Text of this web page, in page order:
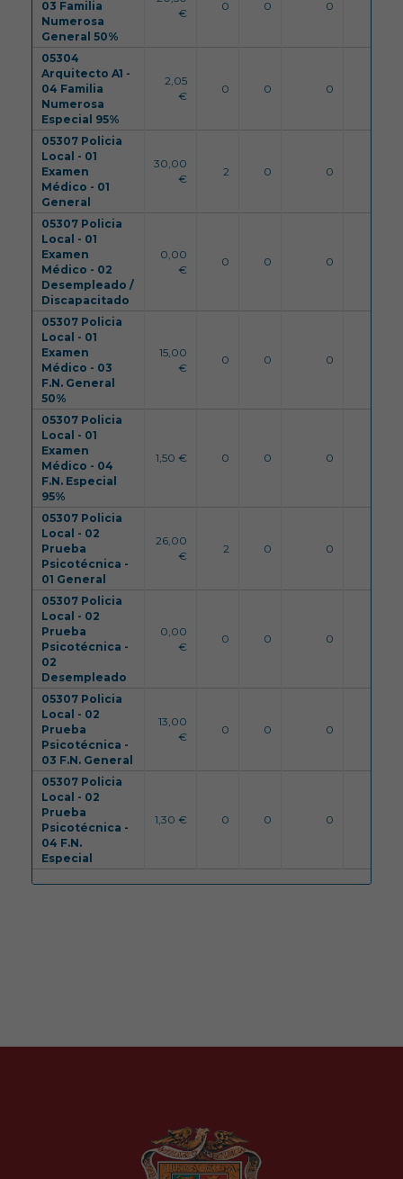
03 Familia
Numerosa
General 50%
€
0 0 0
05304
Arquitecto A1 -
04 Familia
Numerosa
Especial 95%
2,05
€
0 0 0
05307 Policia
Local - 01
Examen
Médico - 01
General
30,00
€
2 0 0
05307 Policia
Local - 01
Examen
Médico - 02
Desempleado /
Discapacitado
0,00
€
0 0 0
05307 Policia
Local - 01
Examen
Médico - 03
F.N. General
50%
15,00
€
0 0 0
05307 Policia
Local - 01
Examen
Médico - 04
F.N. Especial
95%
1,50 € 0 0 0
05307 Policia
Local - 02
Prueba
Psicotécnica -
01 General
26,00
€
2 0 0
05307 Policia
Local - 02
Prueba
Psicotécnica -
02
Desempleado
0,00
€
0 0 0
05307 Policia
Local - 02
Prueba
Psicotécnica -
03 F.N. General
13,00
€
0 0 0
05307 Policia
Local - 02
Prueba
Psicotécnica -
04 F.N.
Especial
1,30 € 0 0 0